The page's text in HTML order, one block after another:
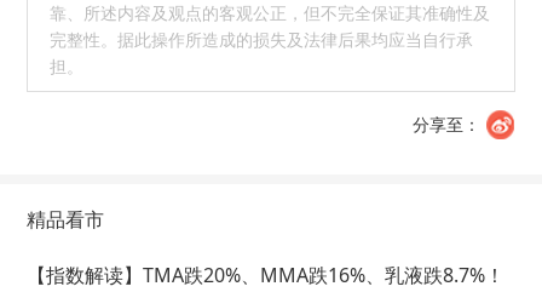
靠、所述内容及观点的客观公正，但不完全保证其准确性及
完整性。据此操作所造成的损失及法律后果均应当自行承
担。
分享至：
精品看市
【指数解读】TMA跌20%、MMA跌16%、乳液跌8.7%！